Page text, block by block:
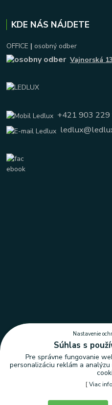
KDE NÁS NÁJDETE
OFFICE | osobný odber
Vajnorská
+421 903 229
Nastavenie
Súhlas s
Pre správne fungovanie
personalizáciu reklám a
[Viac